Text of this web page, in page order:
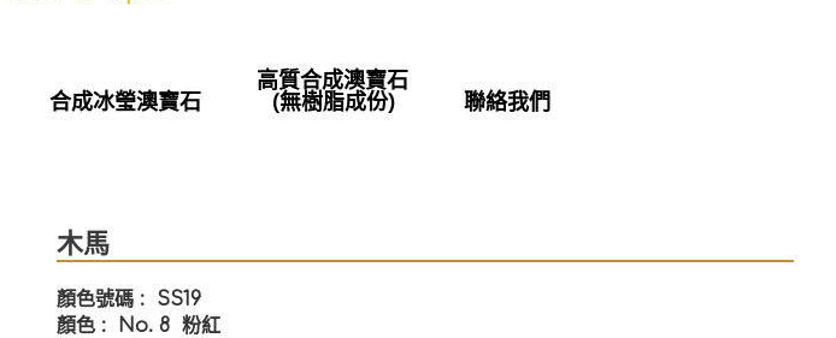
合成冰瑩澳寶石
高質合成澳寶石
(無樹脂成份) 聯絡我們
木馬
顏色號碼 : SS19
顏色 : No. 8 粉紅